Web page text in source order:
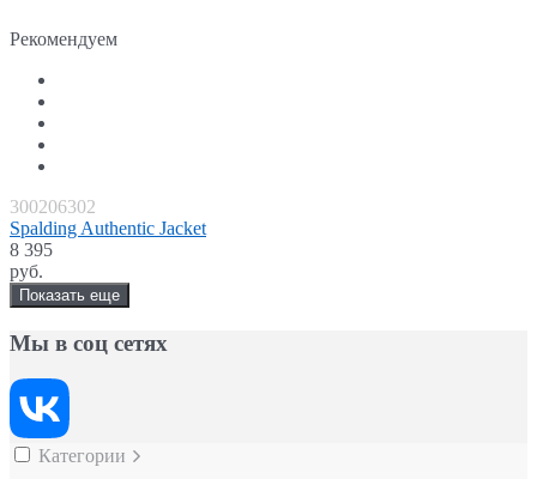
Рекомендуем
300206302
Spalding Authentic Jacket
8 395
руб.
Показать еще
Мы в соц сетях
Категории